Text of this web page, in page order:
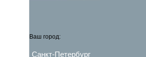
Ваш город:
Санкт-Петербург